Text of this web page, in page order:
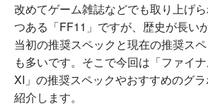
改めてゲーム雑誌などでも取り上げ
つある「FF11」ですが、歴史が長い
当初の推奨スペックと現在の推奨ス
も多いです。そこで今回は「ファイ
XI」の推奨スペックやおすすめのグ
紹介します。